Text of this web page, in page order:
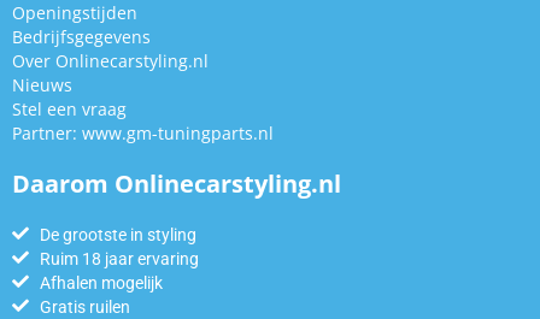
Openingstijden
Bedrijfsgegevens
Over Onlinecarstyling.nl
Nieuws
Stel een vraag
Partner: www.gm-tuningparts.nl
Daarom Onlinecarstyling.nl
De grootste in styling
Ruim 18 jaar ervaring
Afhalen mogelijk
Gratis ruilen